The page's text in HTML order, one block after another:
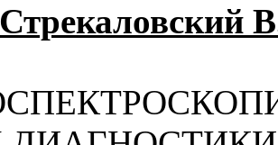
Стрекаловский